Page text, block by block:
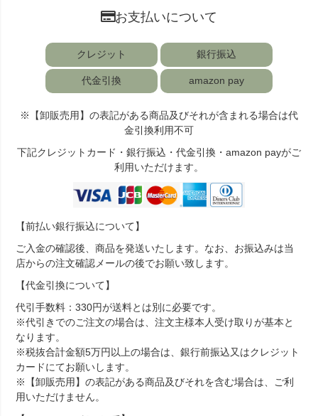
お支払いについて
クレジット 銀行振込
代金引換 amazon pay
※【卸販売用】の表記がある商品及びそれが含まれる場合は代
金引換利用不可
下記クレジットカード・銀行振込・代金引換・amazon payがご
利用いただけます。
【前払い銀行振込について】
ご入金の確認後、商品を発送いたします。なお、お振込みは当
店からの注文確認メールの後でお願い致します。
【代金引換について】
代引手数料：330円が送料とは別に必要です。
※代引きでのご注文の場合は、注文主様本人受け取りが基本と
なります。
※税抜合計金額5万円以上の場合は、銀行前振込又はクレジット
カードにてお願いします。
※【卸販売用】の表記がある商品及びそれを含む場合は、ご利
用いただけません。